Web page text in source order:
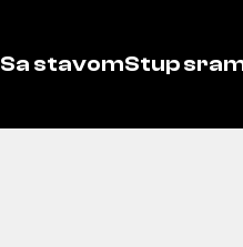
Sa stavomStup